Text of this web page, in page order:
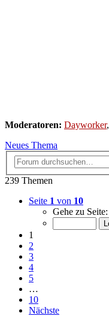
Moderatoren: Dayworker,
Neues Thema
239 Themen
Seite 1 von 10
Gehe zu Seite:
1
2
3
4
5
…
10
Nächste